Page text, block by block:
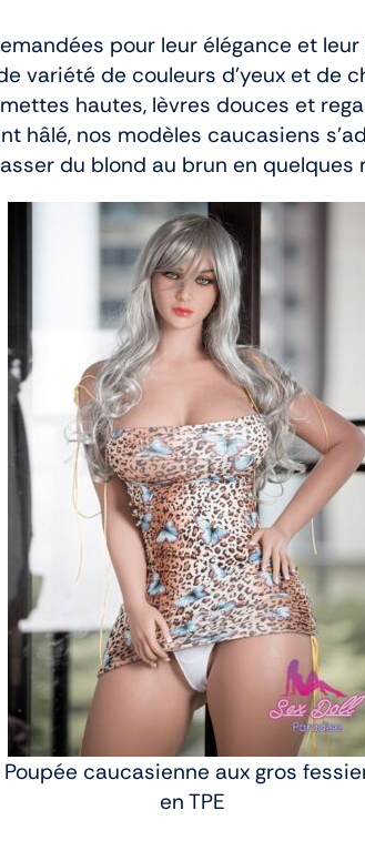
pour leur élégance et
variété de couleurs d’yeux et de
hautes, lèvres douces et
hâlé, nos modèles caucasiens
du blond au brun en quelques
Poupée caucasienne aux gros
en TPE